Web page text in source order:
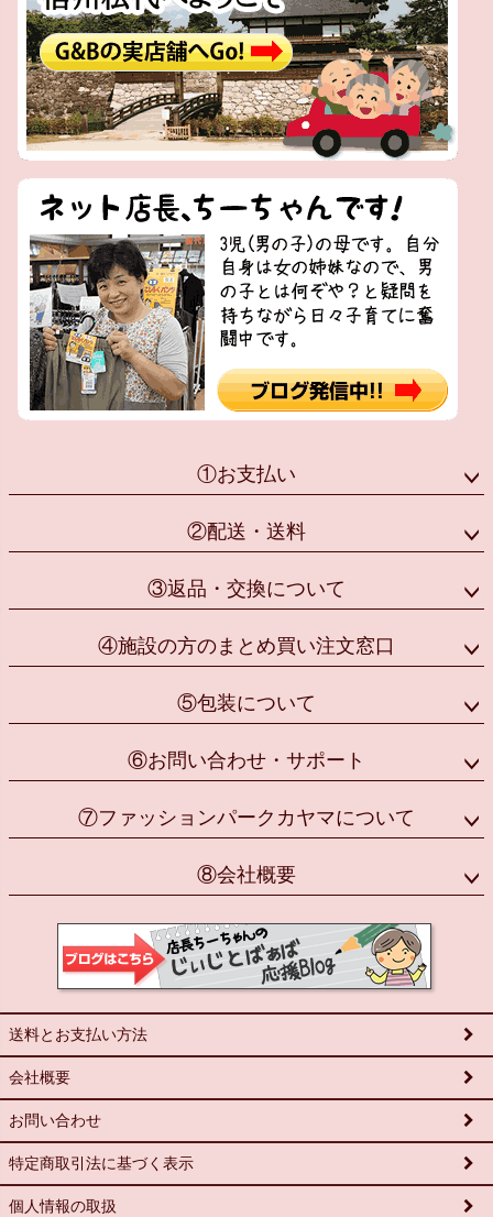
①お支払い
②配送・送料
③返品・交換について
④施設の方のまとめ買い注文窓口
⑤包装について
⑥お問い合わせ・サポート
⑦ファッションパークカヤマについて
⑧会社概要
送料とお支払い方法
会社概要
お問い合わせ
特定商取引法に基づく表示
個人情報の取扱